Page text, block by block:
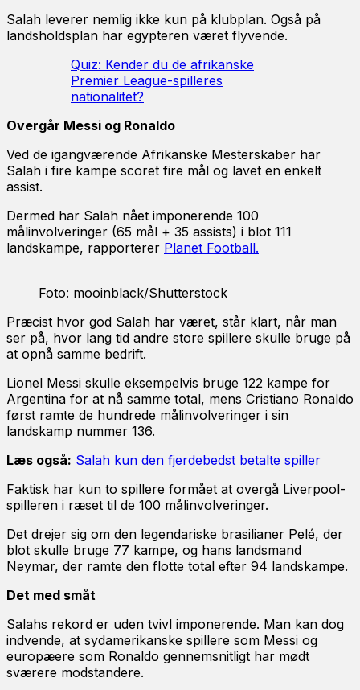
Salah leverer nemlig ikke kun på klubplan. Også på
landsholdsplan har egypteren været flyvende.
Quiz: Kender du de afrikanske
Premier League-spilleres
nationalitet?
Overgår Messi og Ronaldo
Ved de igangværende Afrikanske Mesterskaber har
Salah i fire kampe scoret fire mål og lavet en enkelt
assist.
Dermed har Salah nået imponerende 100
målinvolveringer (65 mål + 35 assists) i blot 111
landskampe, rapporterer Planet Football.
Foto: mooinblack/Shutterstock
Præcist hvor god Salah har været, står klart, når man
ser på, hvor lang tid andre store spillere skulle bruge på
at opnå samme bedrift.
Lionel Messi skulle eksempelvis bruge 122 kampe for
Argentina for at nå samme total, mens Cristiano Ronaldo
først ramte de hundrede målinvolveringer i sin
landskamp nummer 136.
Læs også: Salah kun den fjerdebedst betalte spiller
Faktisk har kun to spillere formået at overgå Liverpool-
spilleren i ræset til de 100 målinvolveringer.
Det drejer sig om den legendariske brasilianer Pelé, der
blot skulle bruge 77 kampe, og hans landsmand
Neymar, der ramte den flotte total efter 94 landskampe.
Det med småt
Salahs rekord er uden tvivl imponerende. Man kan dog
indvende, at sydamerikanske spillere som Messi og
europæere som Ronaldo gennemsnitligt har mødt
sværere modstandere.